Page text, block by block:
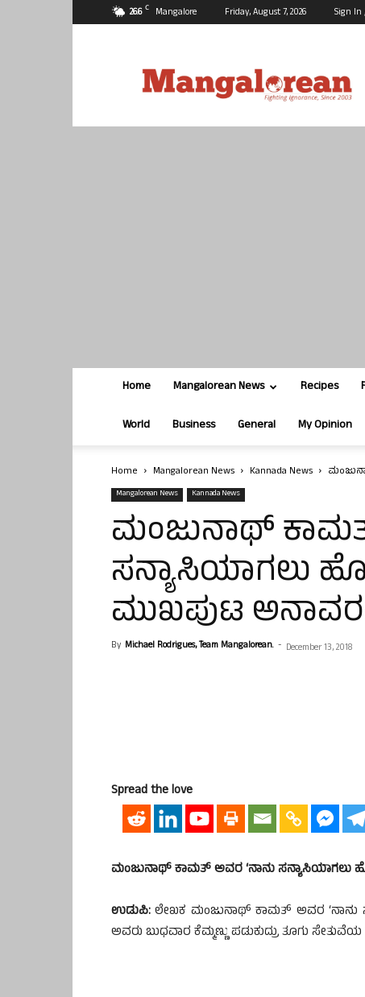
26.6 C Mangalore Friday, August 7, 2026 Sign In
Home Mangalorean News Recipes
World Business General My Opinion
Home Mangalorean News Kannada News
Mangalorean News Kannada News
ಮಂಜುನಾಥ್
ಸನ್ಯಾಸಿಯಾಗಲು
ಮುಖಪುಟ
By Michael Rodrigues, Team Mangalorean. - December 13, 2018
Spread the love
ಮಂಜುನಾಥ್ ಕಾಮತ್ ಅವರ ‘ನಾನು ಸನ್ಯಾಸಿಯಾಗಲು
ಉಡುಪಿ: ಲೇಖಕ ಮಂಜುನಾಥ್ ಕಾಮತ್ ಅವರ ‘ನಾನು
ಅವರು ಬುಧವಾರ ಕೆಮ್ಮಣ್ಣು ಪಡುಕುದ್ರು ತೂಗು